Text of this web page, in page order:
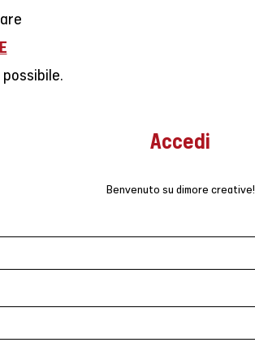
Accedi
Benvenuto su dimore creative!